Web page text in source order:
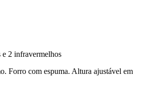
e 2 infravermelhos
Forro com espuma. Altura ajustável em